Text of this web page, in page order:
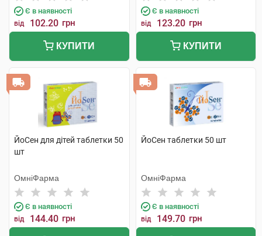
Є в наявності
від 102.20 грн
КУПИТИ
Є в наявності
від 123.20 грн
КУПИТИ
ЙоСен для дітей таблетки 50
шт
ОмніФарма
Є в наявності
від 144.40 грн
ЙоСен таблетки 50 шт
ОмніФарма
Є в наявності
від 149.70 грн